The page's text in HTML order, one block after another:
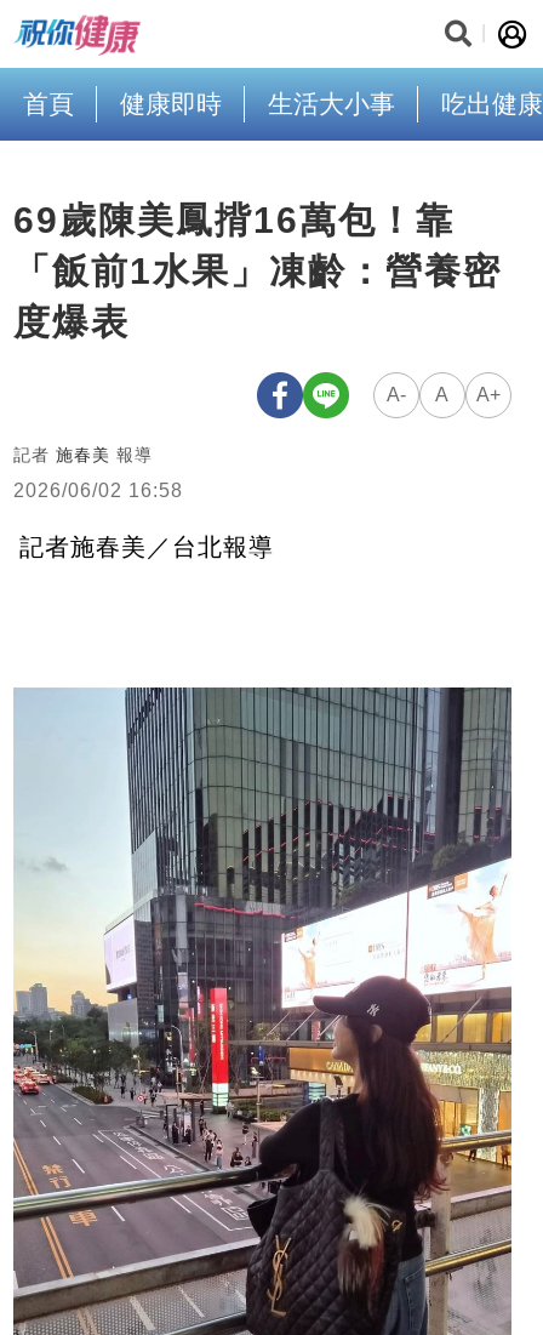
首頁 健康即時 生活大小事 吃出健康
69歲陳美鳳揹16萬包！靠
「飯前1水果」凍齡：營養密
度爆表
A- A A+
記者 施春美 報導
2026/06/02 16:58
記者施春美／台北報導